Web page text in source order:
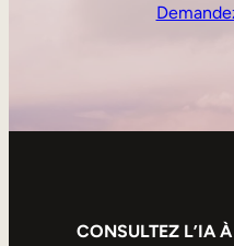
CONSULTEZ L’IA